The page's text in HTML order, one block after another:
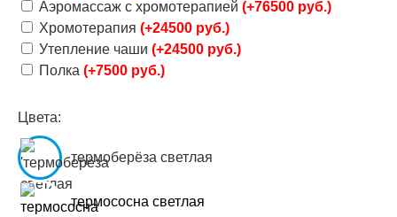
Аэромассаж с хромотерапией (+76500 руб.)
Хромотерапия (+24500 руб.)
Утепление чаши (+24500 руб.)
Полка (+7500 руб.)
Цвета:
термоберёза светлая
термососна светлая